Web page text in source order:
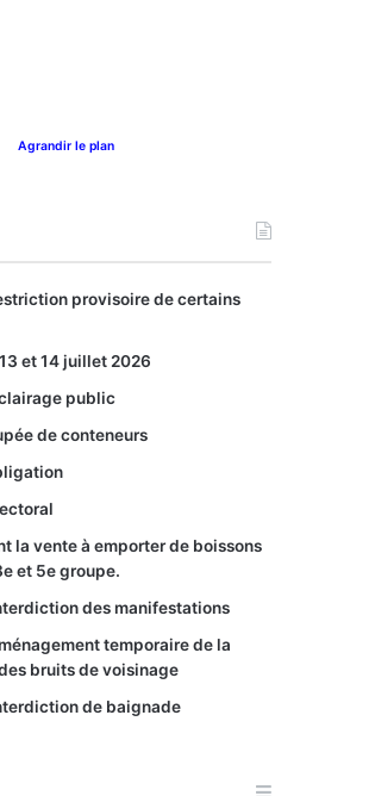
Agrandir le plan
provisoire de certains
et 14 juillet 2026
public
de conteneurs
la vente à emporter de boissons
et 5e groupe.
des manifestations
temporaire de la
bruits de voisinage
de baignade